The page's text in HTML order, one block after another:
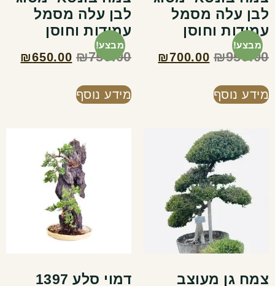
מבצע!
לבן עלה מסמל
עמידות וחוסן
₪950.00
₪700.00
מידע נוסף
מבצע!
לבן עלה מסמל
עמידות וחוסן
₪750.00
₪650.00
מידע נוסף
צמח גן מעוצב
דמוי סלע 1397